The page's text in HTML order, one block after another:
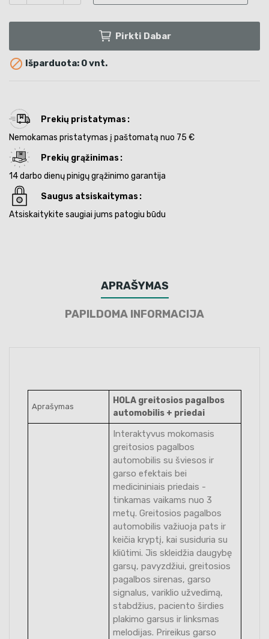
Pirkti Dabar
 Išparduota: 0 vnt.
Prekių pristatymas
Nemokamas pristatymas į paštomatą nuo 75 €
Prekių grąžinimas
14 darbo dienų pinigų grąžinimo garantija
Saugus atsiskaitymas
Atsiskaitykite saugiai jums patogiu būdu
APRAŠYMAS
PAPILDOMA INFORMACIJA
Aprašymas
HOLA greitosios pagalbos
automobilis + priedai
Interaktyvus mokomasis
greitosios pagalbos
automobilis su šviesos ir
garso efektais bei
medicininiais priedais -
tinkamas vaikams nuo 3
metų. Greitosios pagalbos
automobilis važiuoja pats ir
keičia kryptį, kai susiduria su
kliūtimi. Jis skleidžia daugybę
garsų, pavyzdžiui, greitosios
pagalbos sirenas, garso
signalus, variklio užvedimą,
stabdžius, paciento širdies
plakimo garsus ir linksmas
melodijas. Prireikus garso